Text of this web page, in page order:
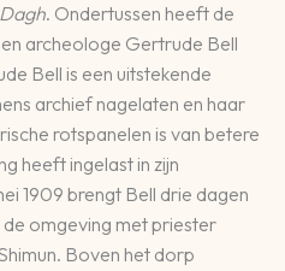
. Ondertussen heeft de
archeologe Gertrude Bell
Bell is een uitstekende
archief nagelaten en haar
rotspanelen is van betere
heeft ingelast in zijn
1909 brengt Bell drie dagen
omgeving met priester
Boven het dorp